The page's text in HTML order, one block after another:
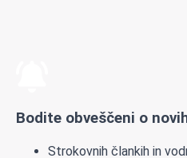
Bodite obveščeni o
Strokovnih člankih in